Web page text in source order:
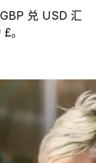
兑 USD 汇
。